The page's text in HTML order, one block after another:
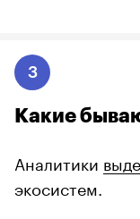
3
Какие
Аналитики
экосистем.